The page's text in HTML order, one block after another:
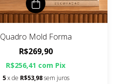
Quadro Mold Forma
R$269,90
R$256,41 com Pix
5x de R$53,98sem juros